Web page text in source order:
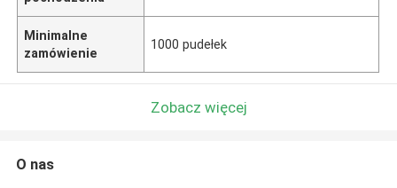
Minimalne
zamówienie
1000 pudełek
Zobacz więcej
O nas